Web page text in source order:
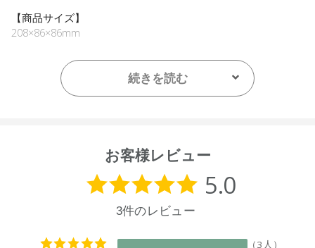
【商品サイズ】
208×86×86mm
水、ココアルキル硫酸Ｎａ、塩化アンモニウム、ココイルグ
ルタミン酸Ｎａ、クエン酸、ラウロアンホ酢酸Ｎａ、ヤシ油
ニュージーランド
9420015015867
続きを読む
お客様レビュー